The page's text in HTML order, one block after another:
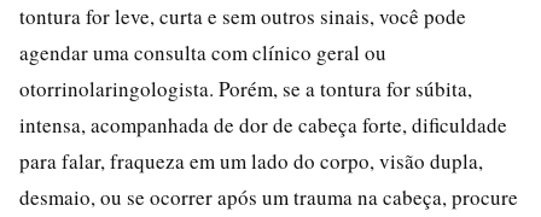
tontura for leve, curta e sem outros sinais, você pode
agendar uma consulta com clínico geral ou
otorrinolaringologista. Porém, se a tontura for súbita,
intensa, acompanhada de dor de cabeça forte, dificuldade
para falar, fraqueza em um lado do corpo, visão dupla,
desmaio, ou se ocorrer após um trauma na cabeça, procure